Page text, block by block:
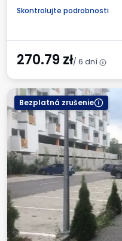
Skontrolujte podrobnosti
270.79zł/ 6 dní
Bezplatná zrušenie